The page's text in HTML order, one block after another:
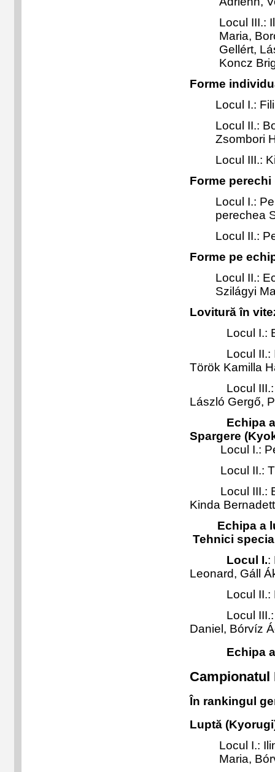
Locul III.:
Maria,
Gellért,
Koncz
Forme
Locul I.:
Locul II.:
Zsombori
Locul III.:
Forme perechi
Locul I.:
perechea
Locul II.:
Forme pe
Locul II.:
Szilágyi
Lovitură în
Locul I.:
Locul II.:
Török Kamilla
Locul
László Gergő,
Echipa a
Spargere
Locul I.:
Locul II.:
Locul III.: Bot
Kinda
Echipa a
Tehnici
Locul I.:
Leonard, Gáll
Locul II.:
Locul III.:
Daniel , Bórvíz
Echipa a
Campionatul
În rankingul
Luptă
Locul I.:
Maria,